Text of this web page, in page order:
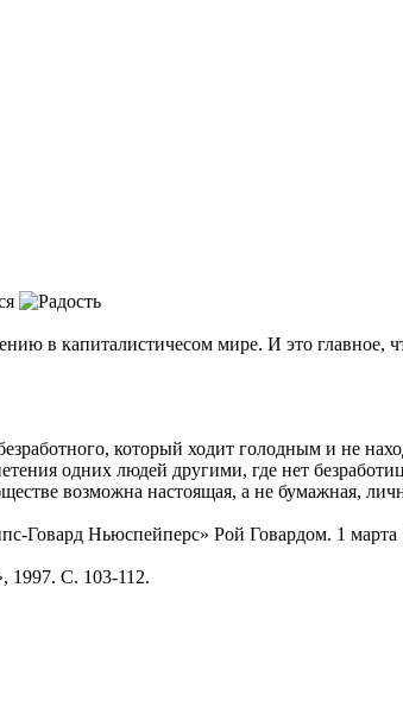
в капиталистичесом мире. И это главное,
который ходит голодным и не
одних людей другими, где нет
возможна настоящая, а не бумажная,
Говард Ньюспейперс» Рой Говардом. 1 марта
1997. С. 103-112.